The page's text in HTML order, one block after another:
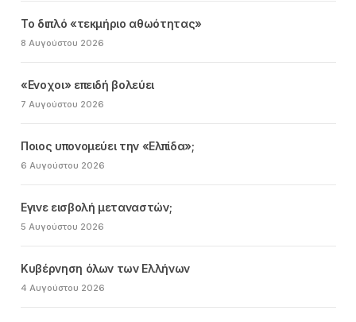
Το διπλό «τεκμήριο αθωότητας»
8 Αυγούστου 2026
«Ενοχοι» επειδή βολεύει
7 Αυγούστου 2026
Ποιος υπονομεύει την «Ελπίδα»;
6 Αυγούστου 2026
Εγινε εισβολή μεταναστών;
5 Αυγούστου 2026
Κυβέρνηση όλων των Ελλήνων
4 Αυγούστου 2026